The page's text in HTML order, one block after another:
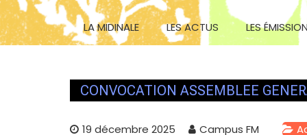
LA MIDINALE LES ACTUS LES
CONVOCATION ASSEMBLEE
19 décembre 2025 Campus FM